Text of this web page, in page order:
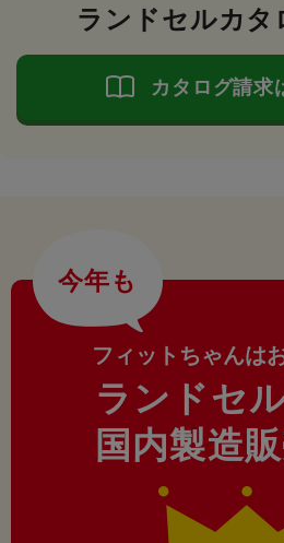
ランドセルカタ
カタログ請求
今年も
フィットちゃんは
ランドセ
国内製造